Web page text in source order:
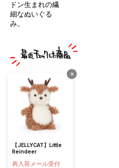
ドン生まれの繊
細なぬいぐる
み。
×
【JELLYCAT】Little
Reindeer
再入荷メール受付